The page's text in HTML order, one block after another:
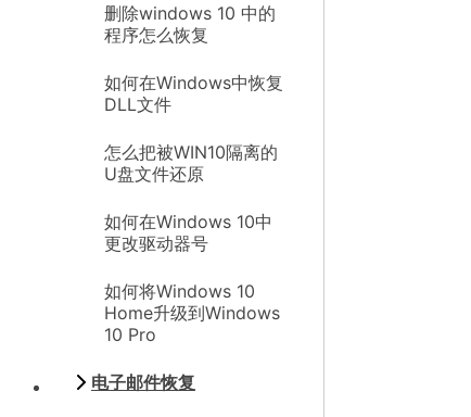
删除windows 10 中的
程序怎么恢复
如何在Windows中恢复
DLL文件
怎么把被WIN10隔离的
U盘文件还原
如何在Windows 10中
更改驱动器号
如何将Windows 10
Home升级到Windows
10 Pro
电子邮件恢复